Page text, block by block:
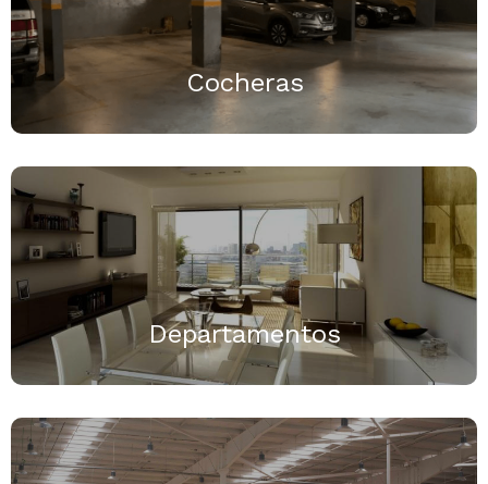
Cocheras
Departamentos